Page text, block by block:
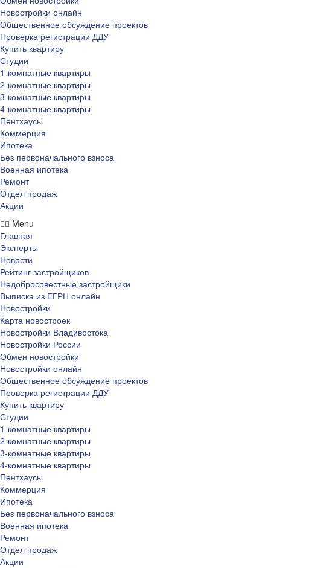
Новостройки онлайн
Общественное обсуждение проектов
Проверка регистрации ДДУ
Купить квартиру
Студии
1-комнатные квартиры
2-комнатные квартиры
3-комнатные квартиры
4-комнатные квартиры
Пентхаусы
Коммерция
Ипотека
Без первоначального взноса
Военная ипотека
Ремонт
Отдел продаж
Акции
Menu
Главная
Эксперты
Новости
Рейтинг застройщиков
Недобросовестные застройщики
Выписка из ЕГРН онлайн
Новостройки
Карта новостроек
Новостройки Владивостока
Новостройки России
Обмен новостройки
Новостройки онлайн
Общественное обсуждение проектов
Проверка регистрации ДДУ
Купить квартиру
Студии
1-комнатные квартиры
2-комнатные квартиры
3-комнатные квартиры
4-комнатные квартиры
Пентхаусы
Коммерция
Ипотека
Без первоначального взноса
Военная ипотека
Ремонт
Отдел продаж
Акции